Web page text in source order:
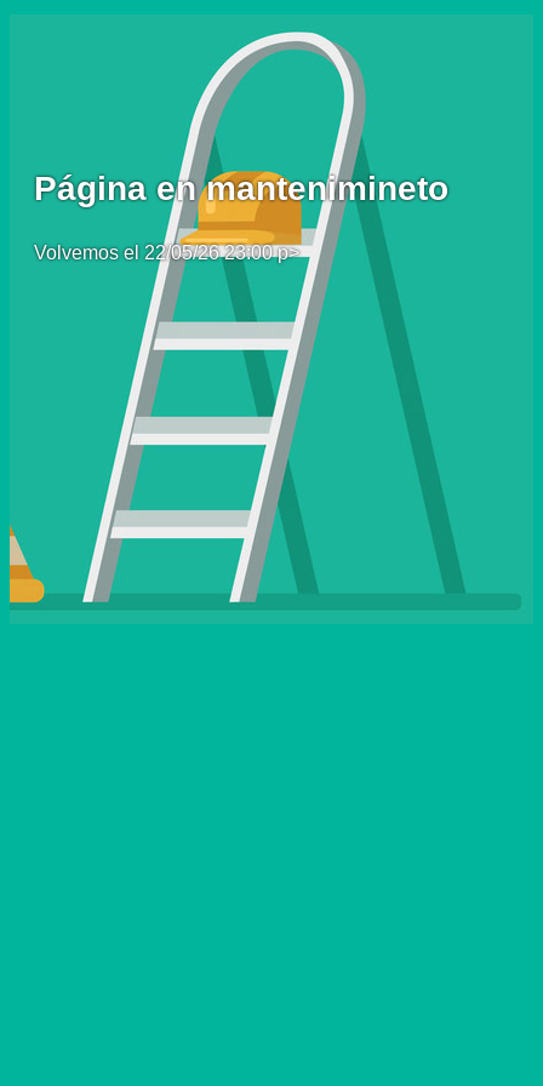
Página en mantenimineto
Volvemos el 22/05/26 23:00 p>